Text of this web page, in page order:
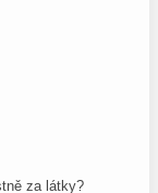
za látky?